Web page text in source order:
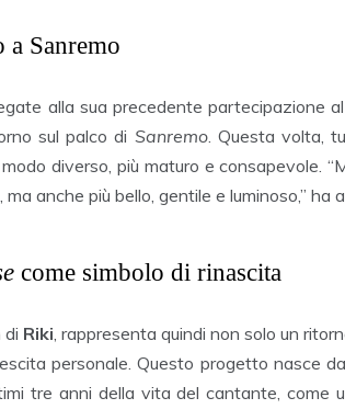
Sanremo
alla sua precedente partecipazione
sul palco di Sanremo. Questa volta,
diverso, più maturo e consapevole.
anche più bello, gentile e luminoso,” ha
come simbolo di rinascita
di Riki , rappresenta quindi non solo un
personale. Questo progetto nasce
tre anni della vita del cantante, come